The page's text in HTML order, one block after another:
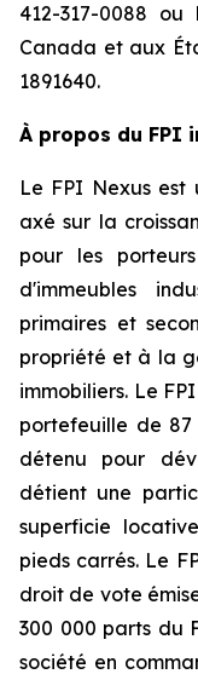
412-317-0088
Canada et aux
1891640.
À propos du FPI
Le FPI Nexus est
axé sur la
pour les
d'immeubles
primaires et
propriété et à la
immobiliers. Le
portefeuille de 87
détenu pour
détient une
superficie
pieds carrés. Le
droit de vote
300 000 parts du
société en